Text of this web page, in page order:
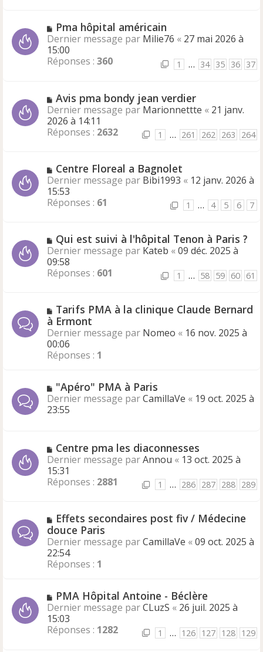
Pma hôpital américain
Dernier message par Milie76 « 27 mai 2026 à
15:00
Réponses : 360 1 … 34 35 36 37
Avis pma bondy jean verdier
Dernier message par Marionnettte « 21 janv.
2026 à 14:11
Réponses : 2632 1 … 261 262 263 264
Centre Floreal a Bagnolet
Dernier message par Bibi1993 « 12 janv. 2026 à
15:53
Réponses : 61 1 … 4 5 6 7
Qui est suivi à l'hôpital Tenon à Paris ?
Dernier message par Kateb «09 déc. 2025 à
09:58
Réponses : 601 1 … 58 59 60 61
Tarifs PMA à la clinique Claude Bernard
à Ermont
Dernier message par Nomeo « 16 nov. 2025 à
00:06
Réponses : 1
"Apéro" PMA à Paris
Dernier message parCamillaVe « 19 oct. 2025 à
23:55
Centre pma les diaconnesses
Dernier message parAnnou « 13 oct. 2025 à
15:31
Réponses : 2881 1 … 286 287 288 289
Effets secondaires post fiv / Médecine
douce Paris
Dernier message parCamillaVe «09 oct. 2025 à
22:54
Réponses : 1
PMA Hôpital Antoine - Béclère
Dernier message parCLuzS « 26 juil. 2025 à
15:03
Réponses : 1282 1 … 126 127 128 129